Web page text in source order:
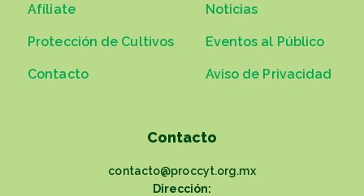
Afíliate
Protección de Cultivos
Contacto
Noticias
Eventos al Público
Aviso de Privacidad
Contacto
contacto@proccyt.org.mx
Dirección: